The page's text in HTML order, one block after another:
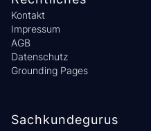
Kontakt
Impressum
AGB
Datenschutz
Grounding Pages
Sachkundegurus